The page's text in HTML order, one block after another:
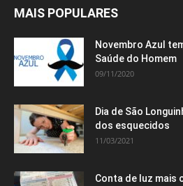
MAIS POPULARES
Novembro Azul
Saúde do Homem
09/11/2020
Dia de São
dos esquecidos
11/03/2021
Conta de luz mais